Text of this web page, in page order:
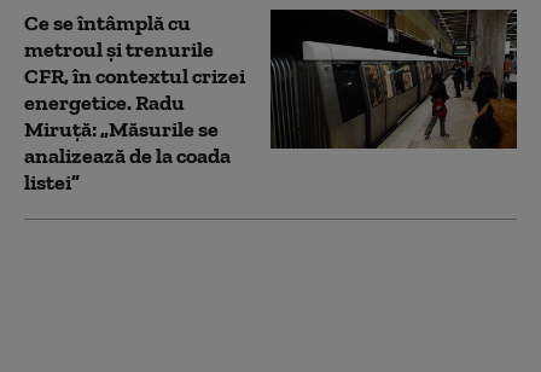
Ce se întâmplă cu
metroul și trenurile
CFR, în contextul crizei
energetice. Radu
Miruță: „Măsurile se
analizează de la coada
listei”